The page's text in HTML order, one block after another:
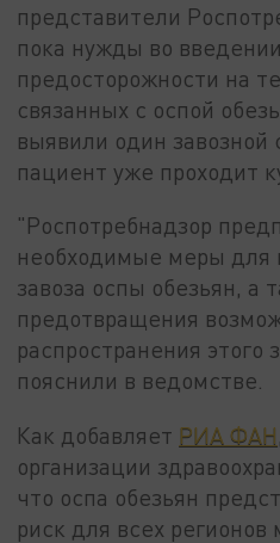
представители
пока нужды во
предосторожности на
связанных с оспой
выявили один завозной
пациент уже проходит
"Роспотребнадзор
необходимые меры для
завоза оспы обезьян, а
предотвращения
распространения этого
пояснили в ведомстве.
Как добавляет РИА ФАН
организации
что оспа обезьян
риск для всех регионов